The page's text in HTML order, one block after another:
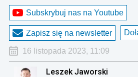
Subskrybuj nas na Youtube
Zapisz się na newsletter
16 listopada 2023, 11:09
Leszek Jaworski